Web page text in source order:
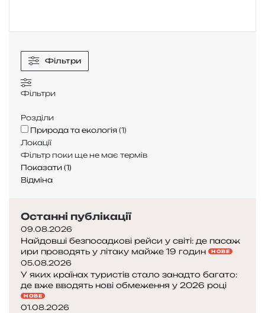
л
м
а
л
е
ь
к
и
й
м
о
ь
к
и
й
б
є
ц
Фільтри
Фільтри
Розділи
Природа та екологія (1)
Локації
Фільтр поки ще не має термів
Показати (1)
Відміна
Останні публікації
09.08.2026
Найдовші безпосадкові рейси у світі: де пасаж
ири проводять у літаку майже 19 годин
НОВЕ
05.08.2026
У яких країнах туристів стало занадто багато:
де вже вводять нові обмеження у 2026 році
НОВЕ
01.08.2026